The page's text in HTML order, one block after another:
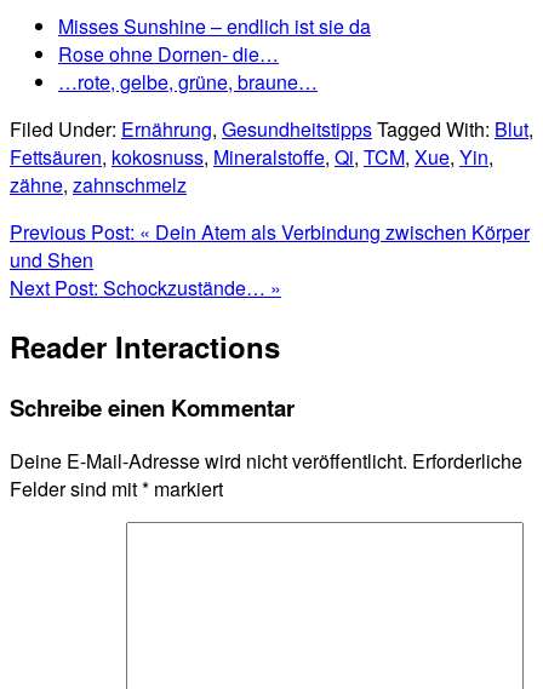
Misses Sunshine – endlich ist sie da
Rose ohne Dornen- die…
…rote, gelbe, grüne, braune…
Filed Under: Ernährung, GesundheitstippsTagged With: Blut,
Fettsäuren, kokosnuss, Mineralstoffe, Qi, TCM, Xue, Yin,
zähne, zahnschmelz
Previous Post: « Dein Atem als Verbindung zwischen Körper
und Shen
Next Post: Schockzustände… »
Reader Interactions
Schreibe einen Kommentar
Deine E-Mail-Adresse wird nicht veröffentlicht. Erforderliche
Felder sind mit* markiert